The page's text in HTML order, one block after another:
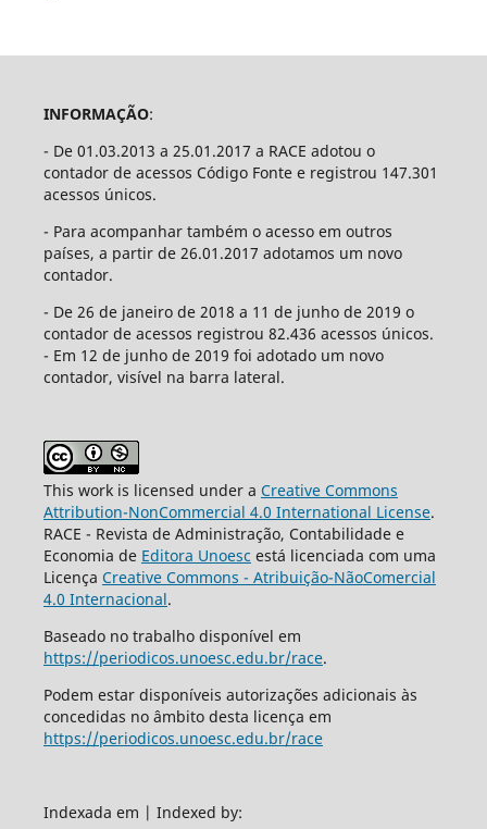
INFORMAÇÃO:
- De 01.03.2013 a 25.01.2017 a RACE adotou o
contador de acessos Código Fonte e registrou 147.301
acessos únicos.
- Para acompanhar também o acesso em outros
países, a partir de 26.01.2017 adotamos um novo
contador.
- De 26 de janeiro de 2018 a 11 de junho de 2019 o
contador de acessos registrou 82.436 acessos únicos.
- Em 12 de junho de 2019 foi adotado um novo
contador, visível na barra lateral.
This work is licensed under a Creative Commons
Attribution-NonCommercial 4.0 International License.
RACE - Revista de Administração, Contabilidade e
Economia de Editora Unoesc está licenciada com uma
Licença Creative Commons - Atribuição-NãoComercial
4.0 Internacional.
Baseado no trabalho disponível em
https://periodicos.unoesc.edu.br/race.
Podem estar disponíveis autorizações adicionais às
concedidas no âmbito desta licença em
https://periodicos.unoesc.edu.br/race
Indexada em | Indexed by: